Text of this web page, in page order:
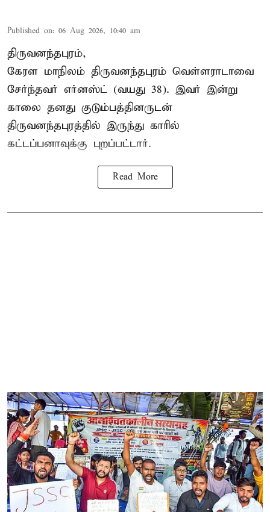
Published on: 06 Aug 2026, 10:40 am
திருவனந்தபுரம்,
கேரள மாநிலம் திருவனந்தபுரம் வெள்ளராடாவை
சேர்ந்தவர் எர்னஸ்ட் (வயது 38). இவர் இன்று
காலை தனது குடும்பத்தினருடன்
திருவனந்தபுரத்தில் இருந்து காரில்
கட்டப்பனாவுக்கு புறப்பட்டார்.
Read More